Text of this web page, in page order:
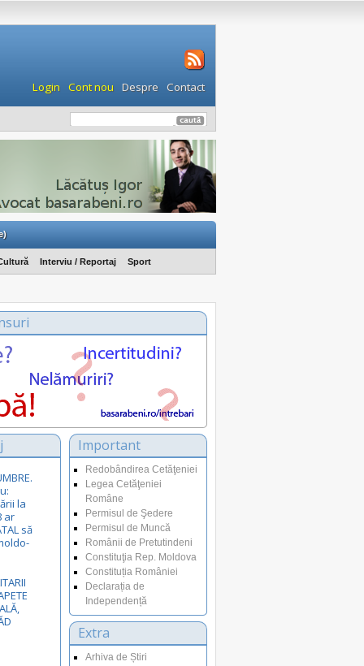
Login Cont nou Despre Contact
Interviu / Reportaj Sport
Important
Redobândirea Cetăţeniei
Legea Cetăţeniei
Române
Permisul de Şedere
Permisul de Muncă
Românii de Pretutindeni
Constituţia Rep. Moldova
Constituția României
Declarația de
Independență
Extra
Arhiva de Știri
la
ar
să